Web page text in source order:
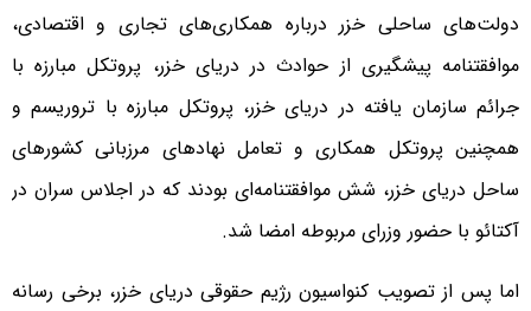
دولت‌های ساحلی خزر درباره همکاری‌های تجاری و اقتصادی،
موافقتنامه پیشگیری از حوادث در دریای خزر، پروتکل مبارزه با
جرائم سازمان یافته در دریای خزر، پروتکل مبارزه با تروریسم و
همچنین پروتکل همکاری و تعامل نهادهای مرزبانی کشورهای
ساحل دریای خزر، شش موافقتنامه‌ای بودند که در اجلاس سران در
آکتائو با حضور وزرای مربوطه امضا شد.
اما پس از تصویب کنواسیون رژیم حقوقی دریای خزر، برخی رسانه